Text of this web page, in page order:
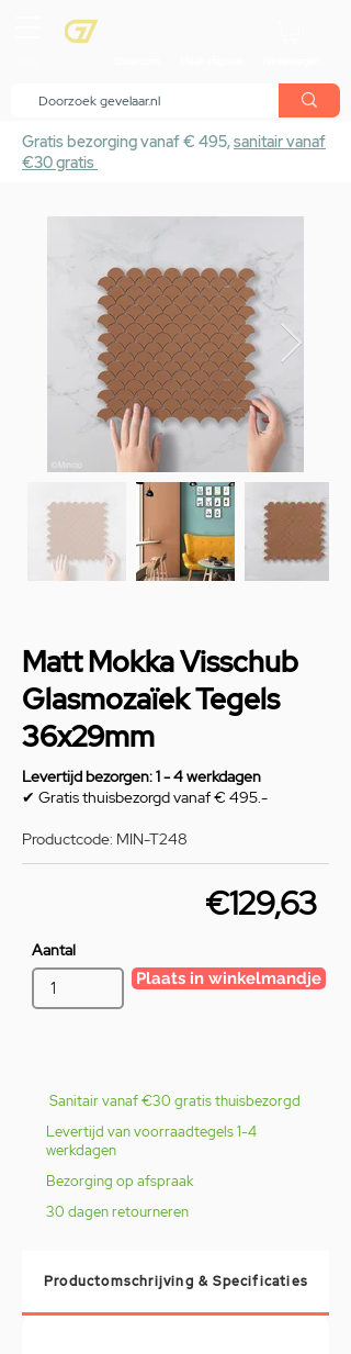
Gratis bezorging vanaf € 495,sanitair vanaf
€30 gratis
Matt Mokka Visschub
Glasmozaïek Tegels
36x29mm
Levertijd bezorgen: 1 - 4 werkdagen
✔ Gratis thuisbezorgd vanaf € 495.-
Productcode: MIN-T248
€129,63
Aantal
Plaats in winkelmandje
Sanitair vanaf €30 gratis thuisbezorgd
Levertijd van voorraadtegels 1-4
werkdagen
Bezorging op afspraak
30 dagen retourneren
Productomschrijving & Specificaties